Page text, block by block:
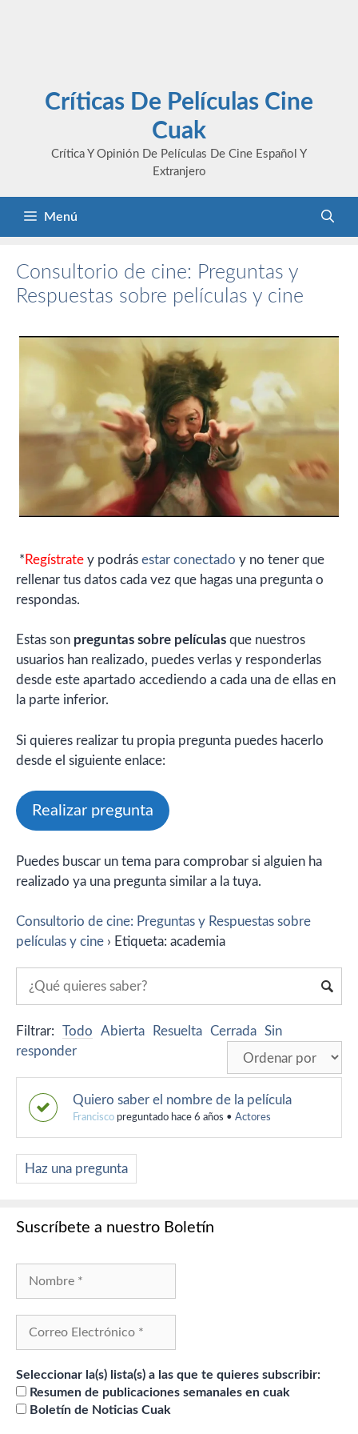
Críticas De Películas Cine
Cuak
Crítica Y Opinión De Películas De Cine Español Y
Extranjero
Menú
Consultorio de cine: Preguntas y
Respuestas sobre películas y cine
* Regístrate y podrás estar conectado y no tener que
rellenar tus datos cada vez que hagas una pregunta o
respondas.
Estas son preguntas sobre películas que nuestros
usuarios han realizado, puedes verlas y responderlas
desde este apartado accediendo a cada una de ellas en
la parte inferior.
Si quieres realizar tu propia pregunta puedes hacerlo
desde el siguiente enlace:
Realizar pregunta
Puedes buscar un tema para comprobar si alguien ha
realizado ya una pregunta similar a la tuya.
Consultorio de cine: Preguntas y Respuestas sobre
películas y cine › Etiqueta: academia
Filtrar: Todo Abierta Resuelta Cerrada Sin
responder
Quiero saber el nombre de la película
Francisco preguntado hace 6 años • Actores
Haz una pregunta
Suscríbete a nuestro Boletín
Seleccionar la(s) lista(s) a las que te quieres subscribir:
Resumen de publicaciones semanales en cuak
Boletín de Noticias Cuak